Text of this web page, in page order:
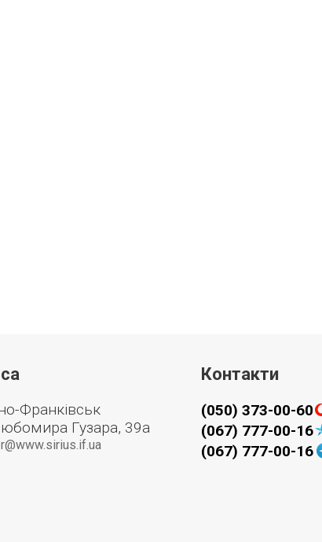
Франківськ
Гузара, 39а
Контакти
(050) 373-00-60
(067) 777-00-16
(067) 777-00-16